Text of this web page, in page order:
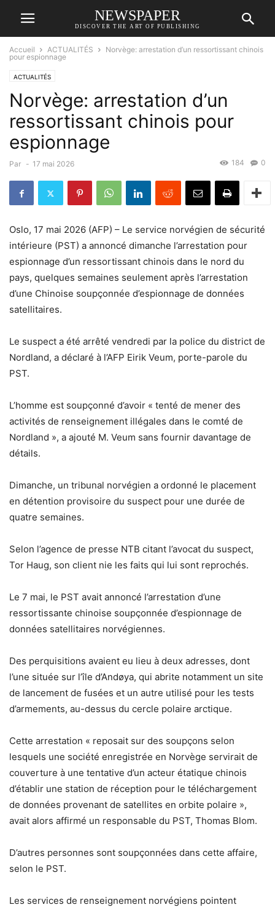
NEWSPAPER
DISCOVER THE ART OF PUBLISHING
Accueil ACTUALITÉS
Norvège: arrestation d’un ressortissant chinois
pour espionnage
ACTUALITÉS
Norvège: arrestation d’un
ressortissant chinois pour
espionnage
Par - 17 mai 2026 0
184
Oslo, 17 mai 2026 (AFP) – Le service norvégien de sécurité
intérieure (PST) a annoncé dimanche l’arrestation pour
espionnage d’un ressortissant chinois dans le nord du
pays, quelques semaines seulement après l’arrestation
d’une Chinoise soupçonnée d’espionnage de données
satellitaires.
Le suspect a été arrêté vendredi par la police du district de
Nordland, a déclaré à l’AFP Eirik Veum, porte-parole du
PST.
L’homme est soupçonné d’avoir « tenté de mener des
activités de renseignement illégales dans le comté de
Nordland », a ajouté M. Veum sans fournir davantage de
détails.
Dimanche, un tribunal norvégien a ordonné le placement
en détention provisoire du suspect pour une durée de
quatre semaines.
Selon l’agence de presse NTB citant l’avocat du suspect,
Tor Haug, son client nie les faits qui lui sont reprochés.
Le 7 mai, le PST avait annoncé l’arrestation d’une
ressortissante chinoise soupçonnée d’espionnage de
données satellitaires norvégiennes.
Des perquisitions avaient eu lieu à deux adresses, dont
l’une située sur l’île d’Andøya, qui abrite notamment un site
de lancement de fusées et un autre utilisé pour les tests
d’armements, au-dessus du cercle polaire arctique.
Cette arrestation « reposait sur des soupçons selon
lesquels une société enregistrée en Norvège servirait de
couverture à une tentative d’un acteur étatique chinois
d’établir une station de réception pour le téléchargement
de données provenant de satellites en orbite polaire »,
avait alors affirmé un responsable du PST, Thomas Blom.
D’autres personnes sont soupçonnées dans cette affaire,
selon le PST.
Les services de renseignement norvégiens pointent